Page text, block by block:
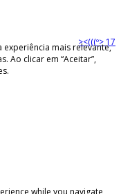
><(((º> 17
mais relevante,
Ao clicar em “Aceitar”,
while you navigate